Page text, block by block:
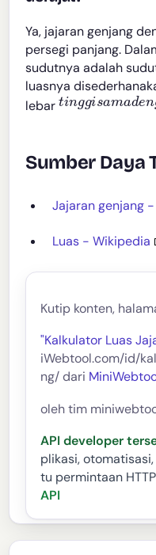
Ya, jajaran genjang
persegi panjang.
sudutnya adalah
luasnya
lebar
tinggisamaden
Sumber Daya
Jajaran genjang
Luas - Wikipedia
Kutip konten,
"Kalkulator Luas
iWebtool.com/id/
ng/ dari
oleh tim
API developer
plikasi,
tu permintaan
API